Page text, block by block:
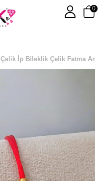
0
Çelik İp Bileklik Çelik Fatma